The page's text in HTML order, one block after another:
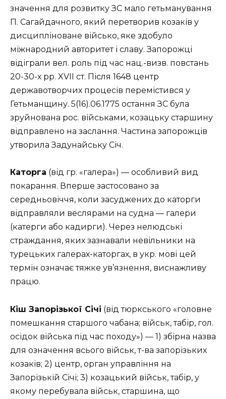
значення для розвитку ЗС мало гетьманування
П. Сагайдачного, який перетворив козаків у
дисципліноване військо, яке здобуло
міжнародний авторитет і славу. Запорожці
відіграли вел. роль під час нац.-визв. повстань
20-30-х рр. XVII ст. Після 1648 центр
державотворчих процесів перемістився у
Гетьманщину. 5(16).06.1775 остання ЗС була
зруйнована рос. військами, козацьку старшину
відправлено на заслання. Частина запорожців
утворила Задунайську Січ.
Каторга (від гр. «галера») — особливий вид
покарання. Вперше застосовано за
середньовіччя, коли засуджених до каторги
відправляли веслярами на судна — галери
(катерги або кадирги). Через нелюдські
страждання, яких зазнавали невільники на
турецьких галерах-каторгах, в укр. мові цей
термін означає тяжке ув’язнення, виснажливу
працю.
Кіш Запорізької Січі (від тюркського «головне
помешкання старшого чабана; військ, табір, гол.
осідок війська під час походу») — 1) збірна назва
для означення всього військ, т-ва запорізьких
козаків; 2) центр, орган управління на
Запорізькій Січі; 3) козацький військ, табір, у
якому перебувала військ, старшина, що